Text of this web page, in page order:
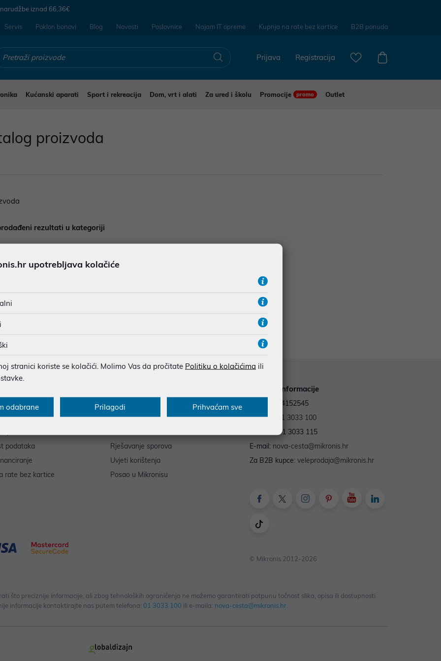
iznad 66,36€
Servis Poklon bonovi Blog Novosti Poslovnice Najam IT opreme Kupnja na rate bez kartice B2B ponuda
Registracija
Prijava
Kućanski aparati Sport i rekreacija Dom, vrt i alati Za ured i školu Promocije promo
Outlet
proizvoda
rezultati u kategoriji
podataka
rate bez kartice
Blog
O nama
Rješavanje sporova
Uvjeti korištenja
Posao u Mikronisu
Kontakt informacije
OIB: 59964152545
Tel.:+385 1 3033 100
Fax: +385 1 3033 115
E-mail: nova-cesta@mikronis.hr
Za B2B kupce: veleprodaja@mikronis.hr
© Mikronis 2012-2026
što preciznije informacije, ali zbog tehnoloških ograničenja ne možemo garantirati potpunu točnost slika, opisa ili dostupnosti
informacije kontaktirajte nas putem telefona: 01 3033 100 ili e-maila: nova-cesta@mikronis.hr.
upotrebljava kolačiće
stranici koriste se kolačići. Molimo Vas da pročitate Politiku o kolačićima ili
odabrane Prilagodi Prihvaćam sve